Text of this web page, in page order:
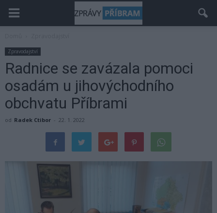
Zpravodajství
Radnice se zavázala pomoci
osadám u jihovýchodního
obchvatu Příbrami
od Radek Ctibor - 22. 1. 2022